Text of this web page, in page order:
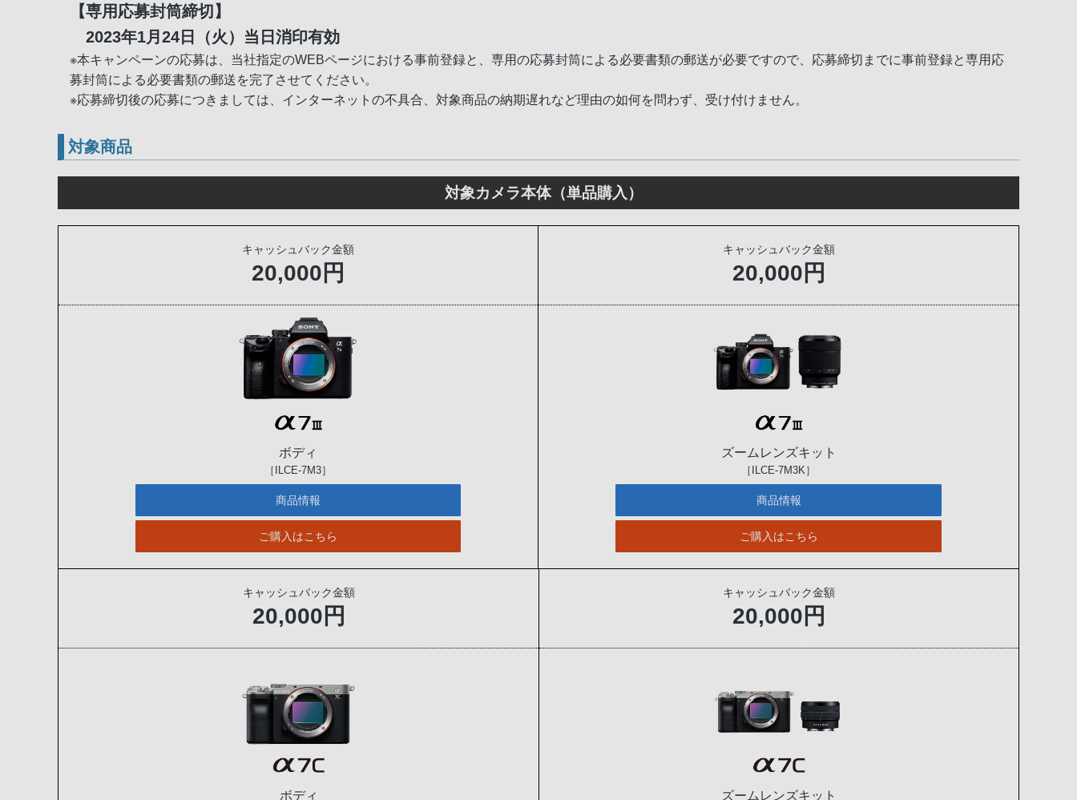
【専用応募封筒締切】
2023年1月24日（火）当日消印有効
※本キャンペーンの応募は、当社指定のWEBページにおける事前登録と、専用の応募封筒による必要書類の郵送が必要ですので、応募締切までに事前登録と専用応
募封筒による必要書類の郵送を完了させてください。
※応募締切後の応募につきましては、インターネットの不具合、対象商品の納期遅れなど理由の如何を問わず、受け付けません。
対象商品
対象カメラ本体（単品購入）
キャッシュバック金額
20,000円
ボディ
［ILCE-7M3］
商品情報
ご購入はこちら
キャッシュバック金額
20,000円
ズームレンズキット
［ILCE-7M3K］
商品情報
ご購入はこちら
キャッシュバック金額
20,000円
ボディ
キャッシュバック金額
20,000円
ズームレンズキット